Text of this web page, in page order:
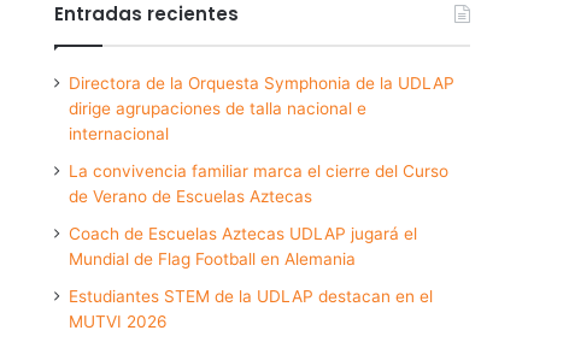
Entradas recientes
Directora de la Orquesta Symphonia de la UDLAP
dirige agrupaciones de talla nacional e
internacional
La convivencia familiar marca el cierre del Curso
de Verano de Escuelas Aztecas
Coach de Escuelas Aztecas UDLAP jugará el
Mundial de Flag Football en Alemania
Estudiantes STEM de la UDLAP destacan en el
MUTVI 2026